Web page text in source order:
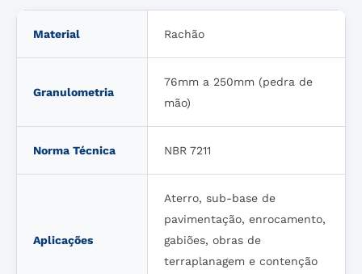
Material Rachão
Granulometria
76mm a 250mm (pedra de
mão)
Norma Técnica NBR 7211
Aplicações
Aterro, sub-base de
pavimentação, enrocamento,
gabiões, obras de
terraplanagem e contenção